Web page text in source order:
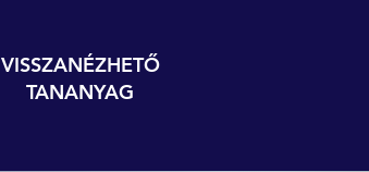
VISSZANÉZHETŐ
TANANYAG